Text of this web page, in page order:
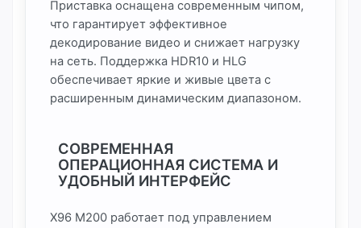
Приставка оснащена современным чипом,
что гарантирует эффективное
декодирование видео и снижает нагрузку
на сеть. Поддержка HDR10 и HLG
обеспечивает яркие и живые цвета с
расширенным динамическим диапазоном.
СОВРЕМЕННАЯ
ОПЕРАЦИОННАЯ СИСТЕМА И
УДОБНЫЙ ИНТЕРФЕЙС
X96 M200 работает под управлением